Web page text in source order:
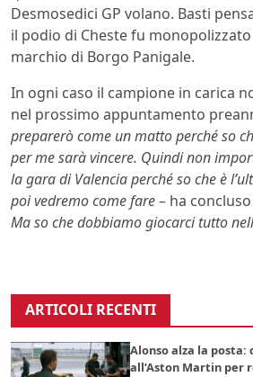
Desmosedici GP volano. Basti
il podio di Cheste fu
marchio di Borgo Panigale.
In ogni caso il campione in carica
nel prossimo appuntamento
preparerò come un matto perché so
per me sarà vincere. Quindi non
la gara di Valencia perché so che è
poi vedremo come fare– ha
Ma so che dobbiamo giocarci tutto
ARTICOLI RECENTI
Alonso alza la posta:
all’Aston Martin per